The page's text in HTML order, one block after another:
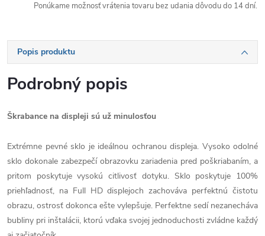
Ponúkame možnosť vrátenia tovaru bez udania dôvodu do 14 dní.
Popis produktu
Podrobný popis
Škrabance na displeji sú už minulosťou
Extrémne pevné sklo je ideálnou ochranou displeja. Vysoko odolné
sklo dokonale zabezpečí obrazovku zariadenia pred poškriabaním, a
pritom poskytuje vysokú citlivosť dotyku. Sklo poskytuje 100%
priehľadnosť, na Full HD displejoch zachováva perfektnú čistotu
obrazu, ostrosť dokonca ešte vylepšuje. Perfektne sedí nezanecháva
bubliny pri inštalácii, ktorú vďaka svojej jednoduchosti zvládne každý